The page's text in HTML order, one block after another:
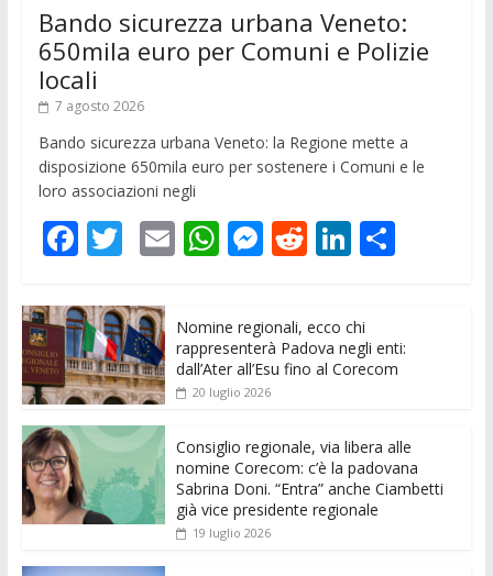
Bando sicurezza urbana Veneto:
650mila euro per Comuni e Polizie
locali
7 agosto 2026
Bando sicurezza urbana Veneto: la Regione mette a
disposizione 650mila euro per sostenere i Comuni e le
loro associazioni negli
F
e
b
o
o
k
T
itt
er
E
l
W
s
A
p
p
M
ss
e
n
er
R
di
t
Li
k
e
dI
C
di
vi
Nomine regionali, ecco chi
rappresenterà Padova negli enti:
dall’Ater all’Esu fino al Corecom
20 luglio 2026
Consiglio regionale, via libera alle
nomine Corecom: c’è la padovana
Sabrina Doni. “Entra” anche Ciambetti
già vice presidente regionale
19 luglio 2026